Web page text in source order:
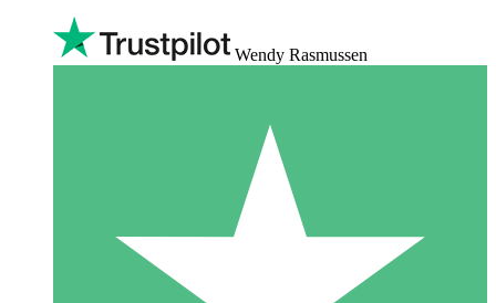
Wendy Rasmussen